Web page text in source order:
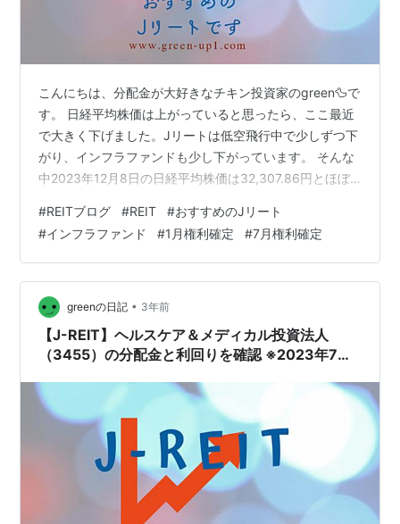
こんにちは、分配金が大好きなチキン投資家のgreen🦆で
す。 日経平均株価は上がっていると思ったら、ここ最近
で大きく下げました。Jリートは低空飛行中で少しずつ下
がり、インフラファンドも少し下がっています。 そんな
中2023年12月8日の日経平均株価は32,307.86円とほぼ1
ると260.25円下げています。 日経平均株価の動きとして
は、11月は上げましたが12月に入り下がっています、こ
のままま下げるのか上がるのか🤔。 ちなみに、2023年3
月の権利付き最終日（2023年3月29日）の株価27,884円
と比較すると4,424 円上…
#REITブログ #REIT #おすすめのJリート
#インフラファンド #1月権利確定 #7月権利確定
greenの日記 • 3年前
【J-REIT】ヘルスケア＆メディカル投資法人
（3455）の分配金と利回りを確認 ※2023年7月